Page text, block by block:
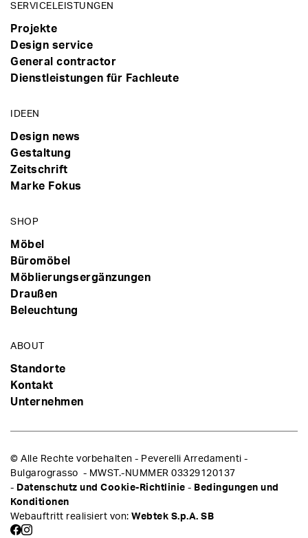
SERVICELEISTUNGEN
Projekte
Design service
General contractor
Dienstleistungen für Fachleute
IDEEN
Design news
Gestaltung
Zeitschrift
Marke Fokus
SHOP
Möbel
Büromöbel
Möblierungsergänzungen
Draußen
Beleuchtung
ABOUT
Standorte
Kontakt
Unternehmen
© Alle Rechte vorbehalten - Peverelli Arredamenti -
Bulgarograsso - MWST.-NUMMER 03329120137
- Datenschutz und Cookie-Richtlinie - Bedingungen und
Konditionen
Webauftritt realisiert von: Webtek S.p.A. SB